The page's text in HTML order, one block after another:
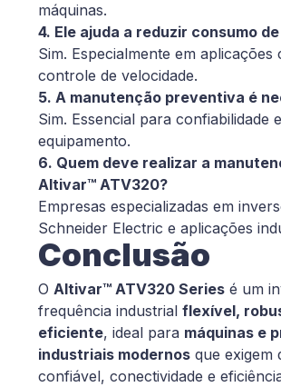
máquinas.
4. Ele ajuda a reduzir consumo
Sim. Especialmente em aplicações
controle de velocidade.
5. A manutenção preventiva é
Sim. Essencial para confiabilidade
equipamento.
6. Quem deve realizar a
Altivar™ ATV320?
Empresas especializadas em
Schneider Electric e aplicações
Conclusão
OAltivar™ ATV320 Series é um
frequência industrialflexível,
eficiente, ideal para máquinas e
industriais modernos que exigem
confiável, conectividade e